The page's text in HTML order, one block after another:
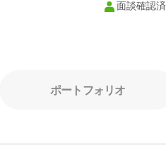
面談確認済
ポートフォリオ